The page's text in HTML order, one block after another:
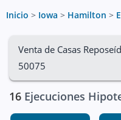
Inicio > Iowa > Hamilton >
Venta de Casas
50075
16 Ejecuciones